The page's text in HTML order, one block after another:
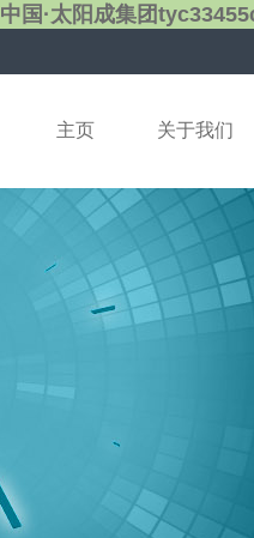
中国·太阳成集团
主页 关于我们